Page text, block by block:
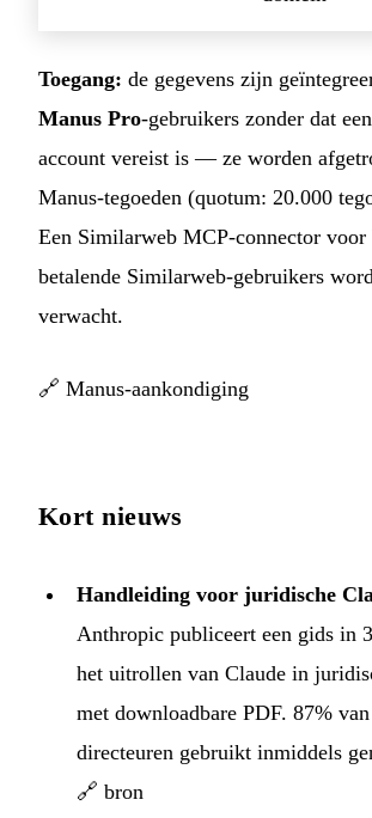
Toegang: de gegevens zijn
Manus Pro-gebruikers zonder dat
account vereist is — ze worden
Manus-tegoeden (quotum: 20.000
Een Similarweb MCP-connector voor
betalende Similarweb-gebruikers
verwacht.
🔗 Manus-aankondiging
Kort nieuws
Handleiding voor juridische
Anthropic publiceert een gids in
het uitrollen van Claude in
met downloadbare PDF. 87%
directeuren gebruikt inmiddels
🔗 bron